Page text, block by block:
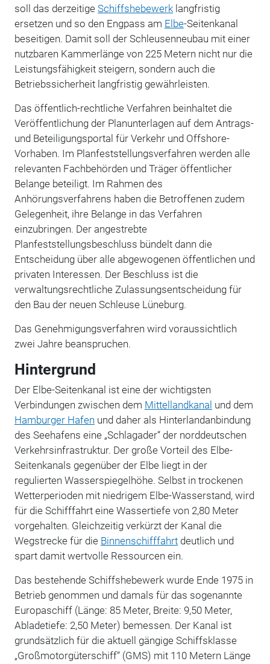
soll das derzeitige Schiffshebewerklangfristig
ersetzen und so den Engpass am Elbe-Seitenkanal
beseitigen. Damit soll der Schleusenneubau mit einer
nutzbaren Kammerlänge von 225 Metern nicht nur die
Leistungsfähigkeit steigern, sondern auch die
Betriebssicherheit langfristig gewährleisten.
Das öffentlich-rechtliche Verfahren beinhaltet die
Veröffentlichung der Planunterlagen auf dem Antrags-
und Beteiligungsportal für Verkehr und Offshore-
Vorhaben. Im Planfeststellungsverfahren werden alle
relevanten Fachbehörden und Träger öffentlicher
Belange beteiligt. Im Rahmen des
Anhörungsverfahrens haben die Betroffenen zudem
Gelegenheit, ihre Belange in das Verfahren
einzubringen. Der angestrebte
Planfeststellungsbeschluss bündelt dann die
Entscheidung über alle abgewogenen öffentlichen und
privaten Interessen. Der Beschluss ist die
verwaltungsrechtliche Zulassungsentscheidung für
den Bau der neuen Schleuse Lüneburg.
Das Genehmigungsverfahren wird voraussichtlich
zwei Jahre beanspruchen.
Hintergrund
Der Elbe-Seitenkanal ist eine der wichtigsten
Verbindungen zwischen dem Mittellandkanal und dem
Hamburger Hafen und daher als Hinterlandanbindung
des Seehafens eine „Schlagader“ der norddeutschen
Verkehrsinfrastruktur. Der große Vorteil des Elbe-
Seitenkanals gegenüber der Elbe liegt in der
regulierten Wasserspiegelhöhe. Selbst in trockenen
Wetterperioden mit niedrigem Elbe-Wasserstand, wird
für die Schifffahrt eine Wassertiefe von 2,80 Meter
vorgehalten. Gleichzeitig verkürzt der Kanal die
Wegstrecke für die Binnenschifffahrtdeutlich und
spart damit wertvolle Ressourcen ein.
Das bestehende Schiffshebewerk wurde Ende 1975 in
Betrieb genommen und damals für das sogenannte
Europaschiff (Länge: 85 Meter, Breite: 9,50 Meter,
Abladetiefe: 2,50 Meter) bemessen. Der Kanal ist
grundsätzlich für die aktuell gängige Schiffsklasse
„Großmotorgüterschiff“ (GMS) mit 110 Metern Länge